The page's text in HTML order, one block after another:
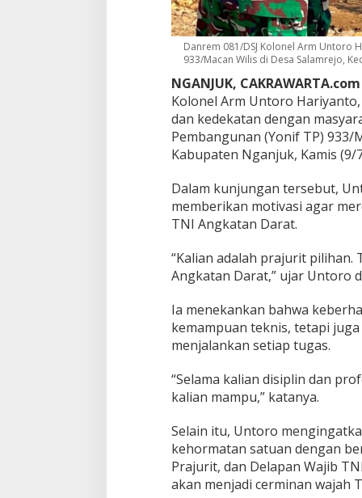
H
a
n
y
a
d
M
e
d
a
n
u
g
a
,
T
i
J
u
d
i
e
n
g
a
h
Danrem 081/DSJ Kolonel Arm Untoro
933/Macan Wilis di Desa Salamrejo,
NGANJUK, CAKRAWARTA.com
Kolonel Arm Untoro
dan kedekatan dengan
Pembangunan (Yonif TP) 933/
Kabupaten Nganjuk, Kamis (9/
Dalam kunjungan tersebut,
memberikan motivasi agar
TNI Angkatan Darat.
“Kalian adalah prajurit
Angkatan Darat,” ujar Untoro
Ia menekankan bahwa
kemampuan teknis, tetapi
menjalankan setiap tugas.
“Selama kalian disiplin dan
kalian mampu,” katanya.
Selain itu, Untoro
kehormatan satuan dengan
Prajurit, dan Delapan Wajib
akan menjadi cerminan wajah